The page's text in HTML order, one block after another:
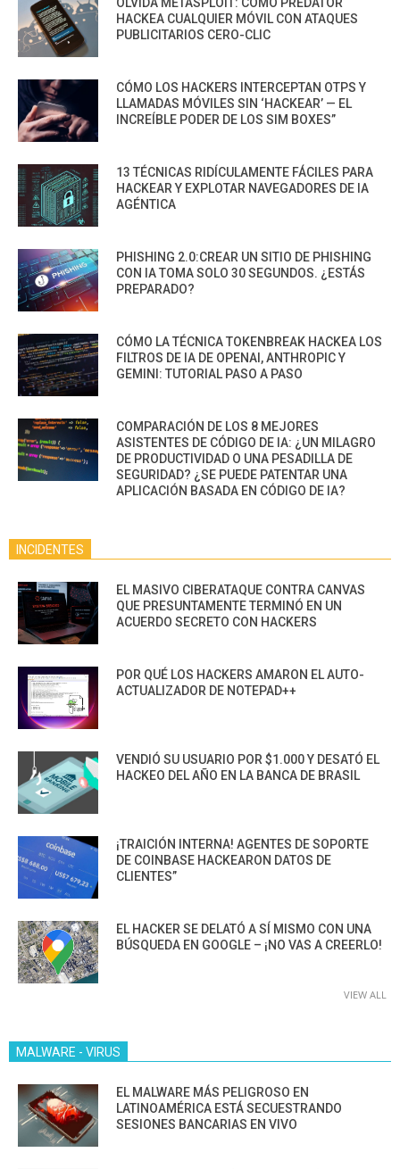
OLVIDA METASPLOIT: CÓMO PREDATOR
HACKEA CUALQUIER MÓVIL CON ATAQUES
PUBLICITARIOS CERO-CLIC
CÓMO LOS HACKERS INTERCEPTAN OTPS Y
LLAMADAS MÓVILES SIN ‘HACKEAR’ — EL
INCREÍBLE PODER DE LOS SIM BOXES”
13 TÉCNICAS RIDÍCULAMENTE FÁCILES PARA
HACKEAR Y EXPLOTAR NAVEGADORES DE IA
AGÉNTICA
PHISHING 2.0:CREAR UN SITIO DE PHISHING
CON IA TOMA SOLO 30 SEGUNDOS. ¿ESTÁS
PREPARADO?
CÓMO LA TÉCNICA TOKENBREAK HACKEA LOS
FILTROS DE IA DE OPENAI, ANTHROPIC Y
GEMINI: TUTORIAL PASO A PASO
COMPARACIÓN DE LOS 8 MEJORES
ASISTENTES DE CÓDIGO DE IA: ¿UN MILAGRO
DE PRODUCTIVIDAD O UNA PESADILLA DE
SEGURIDAD? ¿SE PUEDE PATENTAR UNA
APLICACIÓN BASADA EN CÓDIGO DE IA?
INCIDENTES
EL MASIVO CIBERATAQUE CONTRA CANVAS
QUE PRESUNTAMENTE TERMINÓ EN UN
ACUERDO SECRETO CON HACKERS
POR QUÉ LOS HACKERS AMARON EL AUTO-
ACTUALIZADOR DE NOTEPAD++
VENDIÓ SU USUARIO POR $1.000 Y DESATÓ EL
HACKEO DEL AÑO EN LA BANCA DE BRASIL
¡TRAICIÓN INTERNA! AGENTES DE SOPORTE
DE COINBASE HACKEARON DATOS DE
CLIENTES”
EL HACKER SE DELATÓ A SÍ MISMO CON UNA
BÚSQUEDA EN GOOGLE – ¡NO VAS A CREERLO!
VIEW ALL
MALWARE - VIRUS
EL MALWARE MÁS PELIGROSO EN
LATINOAMÉRICA ESTÁ SECUESTRANDO
SESIONES BANCARIAS EN VIVO